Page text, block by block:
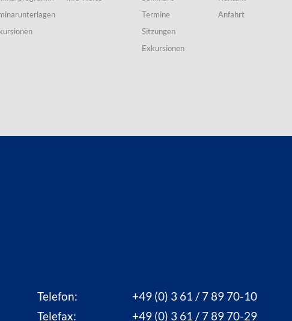
Termine
Sitzungen
Exkursionen
Anfahrt
Telefon:
+49 (0) 3 61 / 7 89 70-10
Telefax:
+49 (0) 3 61 / 7 89 70-29